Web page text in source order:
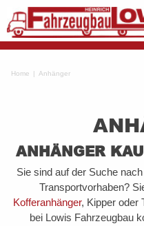
Home Anhänger
ANHÄNGER
Sie sind auf der Suche
Transportvorhaben?
Kofferanhänger, Kipper oder
bei Lowis Fahrzeugbau